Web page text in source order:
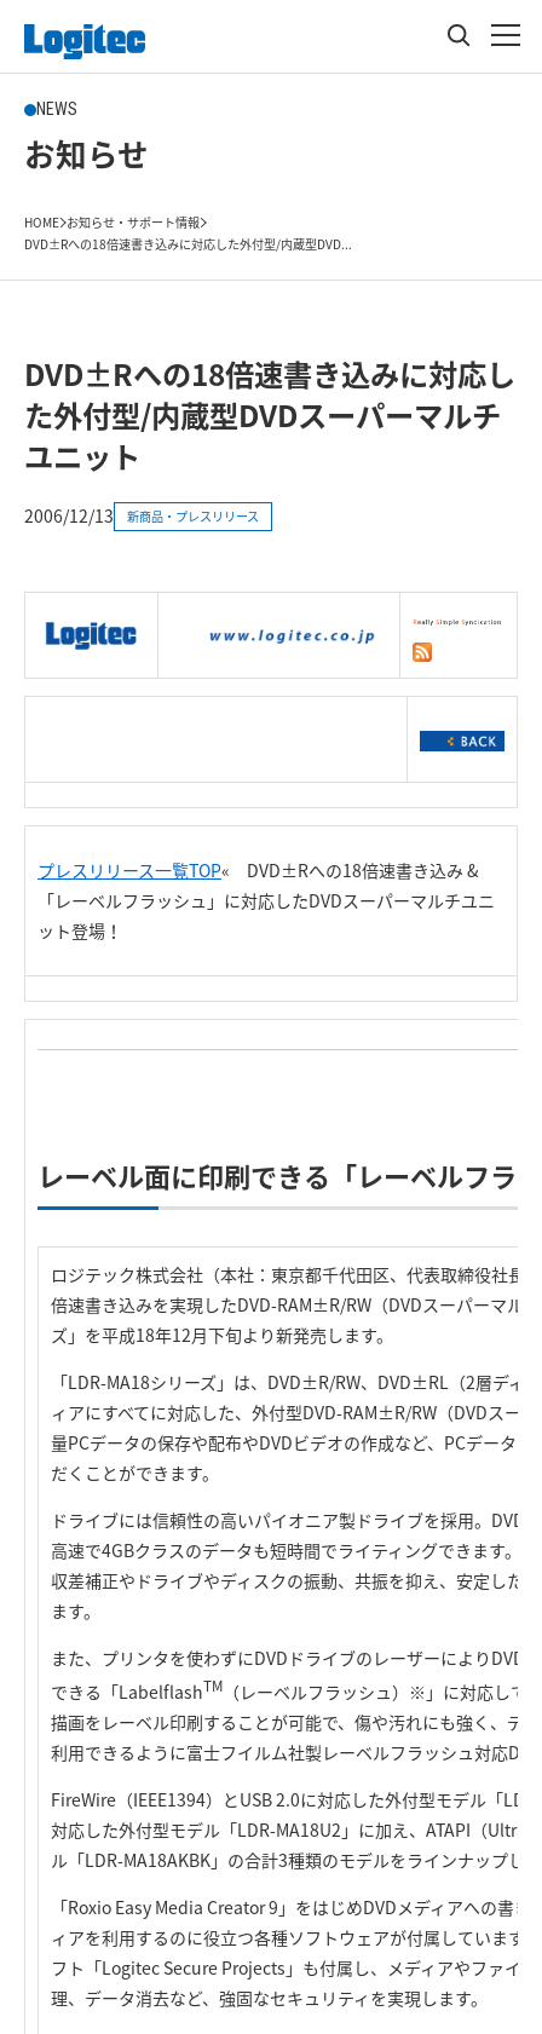
NEWS
お知らせ
HOME お知らせ・サポート情報
DVD±Rへの18倍速書き込みに対応した外付型/内蔵型DVD...
DVD±Rへの18倍速書き込みに対応し
た外付型/内蔵型DVDスーパーマルチ
ユニット
2006/12/13 新商品・プレスリリース
プレスリリース一覧TOP« DVD±Rへの18倍速書き込み &
「レーベルフラッシュ」に対応したDVDスーパーマルチユニ
ット登場！
レーベル面に印刷できる「レーベルフラ
ロジテック株式会社（本社：東京都千代田区、代表取締役社長
倍速書き込みを実現したDVD-RAM±R/RW（DVDスーパーマル
ズ」を平成18年12月下旬より新発売します。
「LDR-MA18シリーズ」は、DVD±R/RW、DVD±RL（2層ディ
ィアにすべてに対応した、外付型DVD-RAM±R/RW（DVDスー
量PCデータの保存や配布やDVDビデオの作成など、PCデータ
だくことができます。
ドライブには信頼性の高いパイオニア製ドライブを採用。
高速で4GBクラスのデータも短時間でライティングできます。
収差補正やドライブやディスクの振動、共振を抑え、安定した
ます。
また、プリンタを使わずにDVDドライブのレーザーによりDVD-
できる「LabelflashTM （レーベルフラッシュ）※」に対応して
描画をレーベル印刷することが可能で、傷や汚れにも強く、デ
利用できるように富士フイルム社製レーベルフラッシュ対応
FireWire（IEEE1394）とUSB 2.0に対応した外付型モデル「
対応した外付型モデル「LDR-MA18U2」に加え、ATAPI（Ultra
ル「LDR-MA18AKBK」の合計3種類のモデルをラインナップし
「Roxio Easy Media Creator 9」をはじめDVDメディアへの書
ィアを利用するのに役立つ各種ソフトウェアが付属しています
フト「Logitec Secure Projects」も付属し、メディアやファイ
理、データ消去など、強固なセキュリティを実現します。